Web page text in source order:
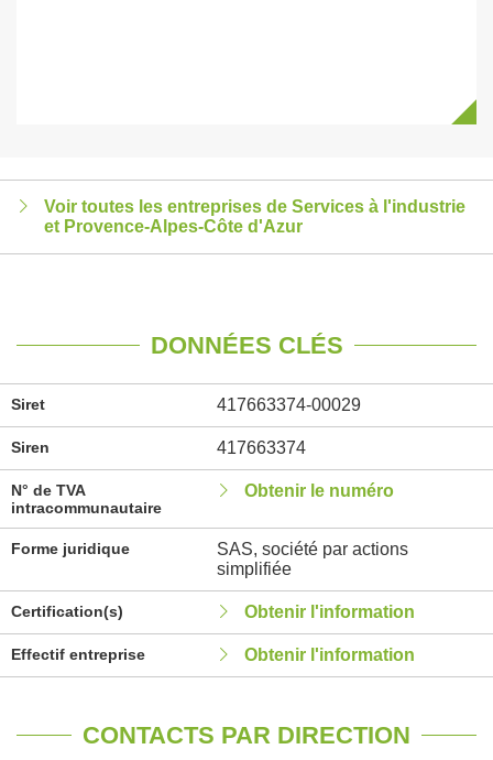
Voir toutes les entreprises de Services à l'industrie
et Provence-Alpes-Côte d'Azur
DONNÉES CLÉS
Siret 417663374-00029
Siren 417663374
N° de TVA
intracommunautaire
Obtenir le numéro
Forme juridique
SAS, société par actions
simplifiée
Certification(s) Obtenir l'information
Effectif entreprise Obtenir l'information
CONTACTS PAR DIRECTION